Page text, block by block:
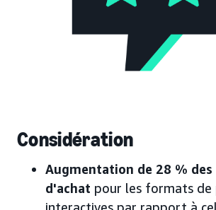
Considération
Augmentation de 28 %
d'achat pour les formats de